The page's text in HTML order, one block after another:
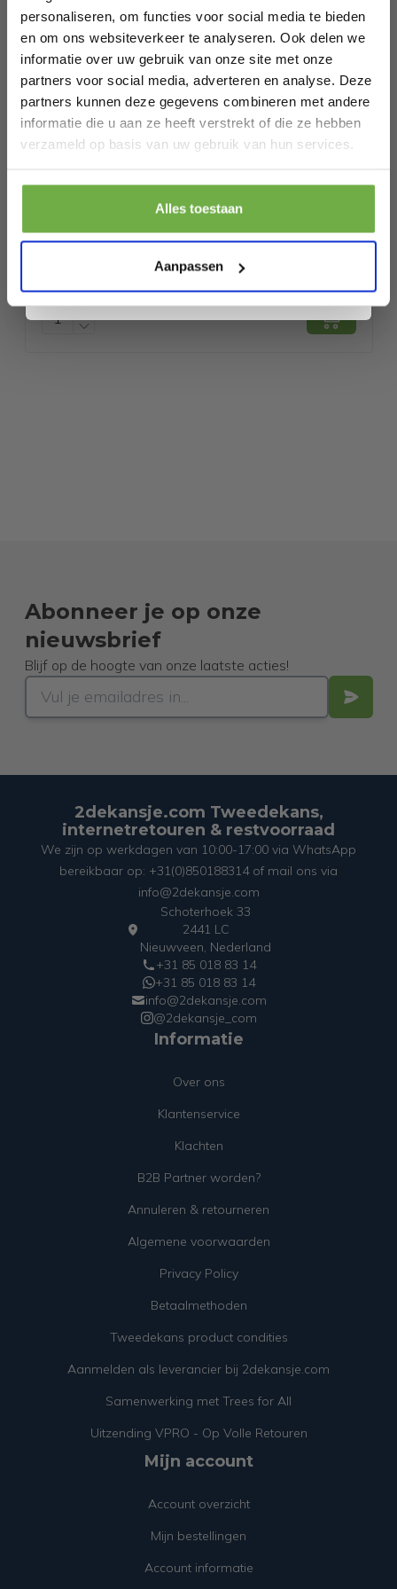
personaliseren, om functies voor social media te bieden
en om ons websiteverkeer te analyseren. Ook delen we
informatie over uw gebruik van onze site met onze
partners voor social media, adverteren en analyse. Deze
partners kunnen deze gegevens combineren met andere
informatie die u aan ze heeft verstrekt of die ze hebben
verzameld op basis van uw gebruik van hun services.
Alles toestaan
Aanpassen
Specificaties
Artikelnummer
EAN
8713249363646
SKU
9721055565414
Fietsketting Slot 6mm Gehard Staal –
€ 10,99
-39%
Abonneer je op onze
nieuwsbrief
Blijf op de hoogte van onze laatste acties!
2dekansje.com Tweedekans,
internetretouren & restvoorraad
We zijn op werkdagen van 10:00-17:00 via WhatsApp
bereikbaar op: +31(0)850188314 of mail ons via
info@2dekansje.com
Schoterhoek 33
2441 LC
Nieuwveen, Nederland
+31 85 018 83 14
+31 85 018 83 14
info@2dekansje.com
@2dekansje_com
Informatie
Over ons
Klantenservice
Klachten
B2B Partner worden?
Annuleren & retourneren
Algemene voorwaarden
Privacy Policy
Betaalmethoden
Tweedekans product condities
Aanmelden als leverancier bij 2dekansje.com
Samenwerking met Trees for All
Uitzending VPRO - Op Volle Retouren
Mijn account
Account overzicht
Mijn bestellingen
Account informatie
Laat ons weten wanneer je jarig bent
Pak € 5,- korting
. Je kunt je op elk moment weer afmelden.